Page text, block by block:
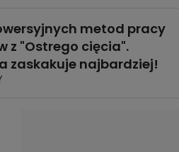
metod pracy
z "Ostrego cięcia".
zaskakuje najbardziej!